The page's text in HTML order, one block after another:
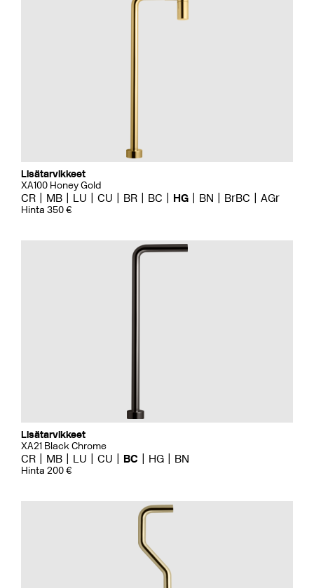
Lisätarvikkeet
XA100 Honey Gold
CR MB LU CU BR BC HG BN BrBC AGr
Hinta 350 €
Lisätarvikkeet
XA21 Black Chrome
CR MB LU CU BC HG BN
Hinta 200 €